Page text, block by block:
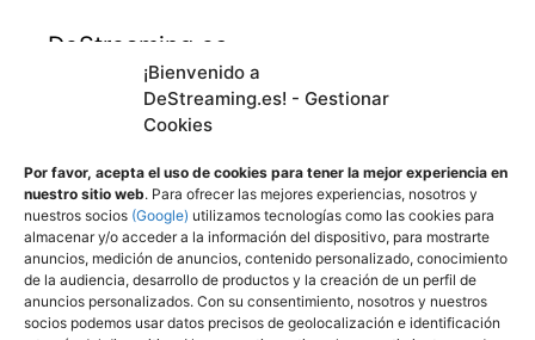
¡Bienvenido a
DeStreaming.es! - Gestionar
Cookies
Por favor, acepta el uso de cookies para tener la mejor experiencia en
nuestro sitio web. Para ofrecer las mejores experiencias, nosotros y
nuestros socios (Google) utilizamos tecnologías como las cookies para
almacenar y/o acceder a la información del dispositivo, para mostrarte
anuncios, medición de anuncios, contenido personalizado, conocimiento
de la audiencia, desarrollo de productos y la creación de un perfil de
anuncios personalizados. Con su consentimiento, nosotros y nuestros
socios podemos usar datos precisos de geolocalización e identificación
DeStreaming.es
En calidad de afiliado de Amazon, obtengo
cumplen los requisitos aplicables.
Utilizamos cookies propias y de terceros para
mejorar nuestros servicios y mostrarle
publicidad a través de Adsense, mediante el